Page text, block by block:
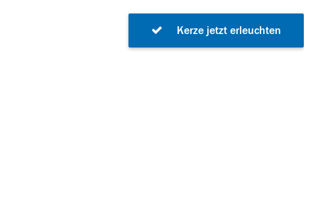
Kerze jetzt erleuchten